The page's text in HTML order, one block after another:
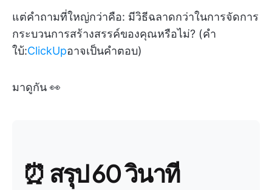
แต่คำถามที่ใหญ่กว่าคือ: มีวิธีฉลาดกว่าในการจัดการ
กระบวนการสร้างสรรค์ของคุณหรือไม่? (คำ
ใบ้:ClickUpอาจเป็นคำตอบ)
มาดูกัน 👀
⏰ สรุป 60 วินาที